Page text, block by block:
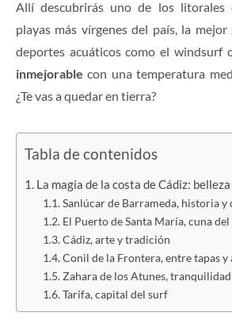
Allí descubrirás uno de los litorales
playas más vírgenes del país, la
deportes acuáticos como el windsurf
inmejorable con una temperatura
¿Te vas a quedar en tierra?
Tabla de contenidos
La magia de la costa de Cádiz:
Sanlúcar de Barrameda, historia y
El Puerto de Santa María, cuna
Cádiz, arte y tradición
Conil de la Frontera, entre tapas y
Zahara de los Atunes,
Tarifa, capital del surf